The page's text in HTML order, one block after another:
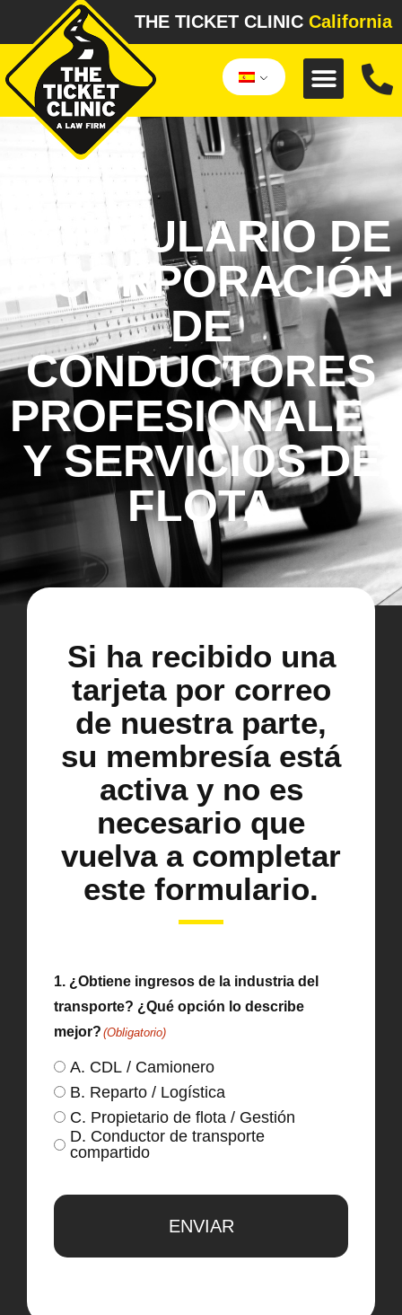
THE TICKET CLINIC California
FORMULARIO DE
INCORPORACIÓN
DE
CONDUCTORES
PROFESIONALES
Y SERVICIOS DE
FLOTA
Si ha recibido una
tarjeta por correo
de nuestra parte,
su membresía está
activa y no es
necesario que
vuelva a completar
este formulario.
1. ¿Obtiene ingresos de la industria del
transporte? ¿Qué opción lo describe
mejor? (Obligatorio)
A. CDL / Camionero
B. Reparto / Logística
C. Propietario de flota / Gestión
D. Conductor de transporte
compartido
ENVIAR